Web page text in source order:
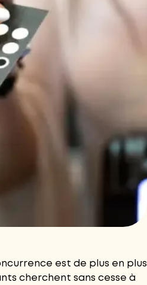
est de plus en plus
cherchent sans cesse à